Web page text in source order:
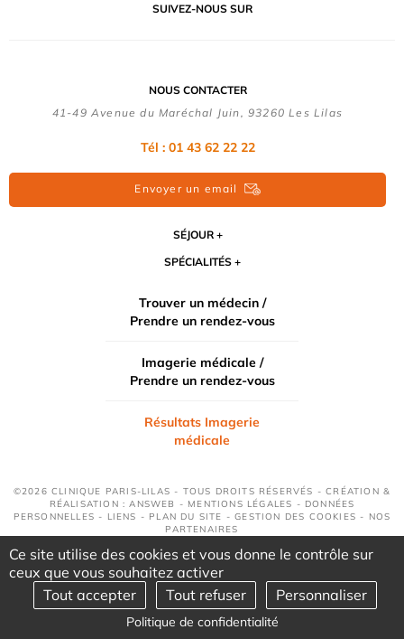
SUIVEZ-NOUS SUR
NOUS CONTACTER
41-49 Avenue du Maréchal Juin, 93260 Les Lilas
Tél : 01 43 62 22 22
Envoyer un email
SÉJOUR
SPÉCIALITÉS
Trouver un médecin /
Prendre un rendez-vous
Imagerie médicale /
Prendre un rendez-vous
Résultats Imagerie
médicale
©2026 CLINIQUE PARIS-LILAS - TOUS DROITS RÉSERVÉS - CRÉATION &
RÉALISATION : ANSWEB - MENTIONS LÉGALES - DONNÉES
PERSONNELLES - LIENS - PLAN DU SITE -GESTION DES COOKIES - NOS
PARTENAIRES
Ce site utilise des cookies et vous donne le contrôle sur
ceux que vous souhaitez activer
Tout accepter
Tout refuser Personnaliser
Politique de confidentialité